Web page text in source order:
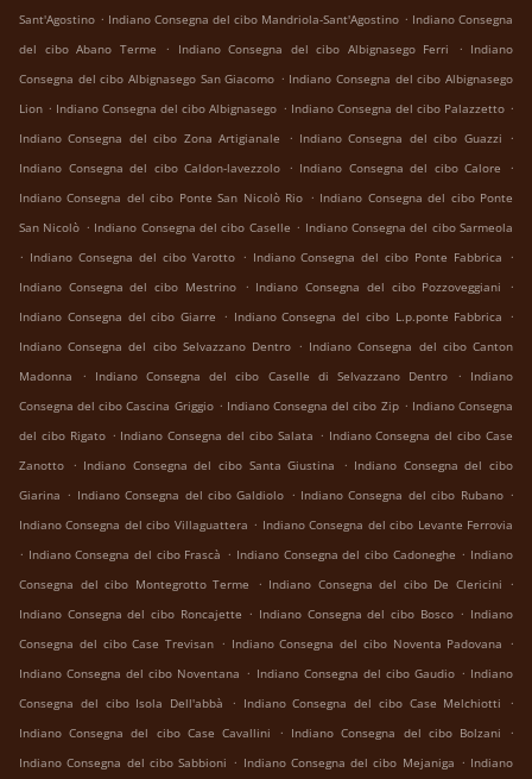
Sant'Agostino . Indiano Consegna del cibo Mandriola-Sant'Agostino . Indiano Consegna
del cibo Abano Terme
. Indiano Consegna del cibo Albignasego Ferri . Indiano
Consegna del cibo Albignasego San Giacomo . Indiano Consegna del cibo Albignasego
Lion . Indiano Consegna del cibo Albignasego . Indiano Consegna del cibo Palazzetto .
Indiano Consegna del cibo Zona Artigianale
. Indiano Consegna del cibo Guazzi .
Indiano Consegna del cibo Caldon-lavezzolo . Indiano Consegna del cibo Calore
.
Indiano Consegna del cibo Ponte San Nicolò Rio . Indiano Consegna del cibo Ponte
San Nicolò . Indiano Consegna del cibo Caselle . Indiano Consegna del cibo Sarmeola
. Indiano Consegna del cibo Varotto . Indiano Consegna del cibo Ponte Fabbrica .
Indiano Consegna del cibo Mestrino . Indiano Consegna del cibo Pozzoveggiani
.
Indiano Consegna del cibo Giarre . Indiano Consegna del cibo L.p.ponte Fabbrica .
Indiano Consegna del cibo Selvazzano Dentro . Indiano Consegna del cibo Canton
Madonna
. Indiano Consegna del cibo Caselle di Selvazzano Dentro .
Indiano
Consegna del cibo Cascina Griggio . Indiano Consegna del cibo Zip . Indiano Consegna
del cibo Rigato . Indiano Consegna del cibo Salata . Indiano Consegna del cibo Case
Zanotto . Indiano Consegna del cibo Santa Giustina . Indiano Consegna del cibo
Giarina . Indiano Consegna del cibo Galdiolo . Indiano Consegna del cibo Rubano .
Indiano Consegna del cibo Villaguattera . Indiano Consegna del cibo Levante Ferrovia
. Indiano Consegna del cibo Frascà . Indiano Consegna del cibo Cadoneghe . Indiano
Consegna del cibo Montegrotto Terme
. Indiano Consegna del cibo De Clericini .
Indiano Consegna del cibo Roncajette . Indiano Consegna del cibo Bosco . Indiano
Consegna del cibo Case Trevisan . Indiano Consegna del cibo Noventa Padovana .
Indiano Consegna del cibo Noventana . Indiano Consegna del cibo Gaudio . Indiano
Consegna del cibo Isola Dell'abbà
. Indiano Consegna del cibo Case Melchiotti
.
Indiano Consegna del cibo Case Cavallini
. Indiano Consegna del cibo Bolzani
.
Indiano Consegna del cibo Sabbioni . Indiano Consegna del cibo Mejaniga . Indiano